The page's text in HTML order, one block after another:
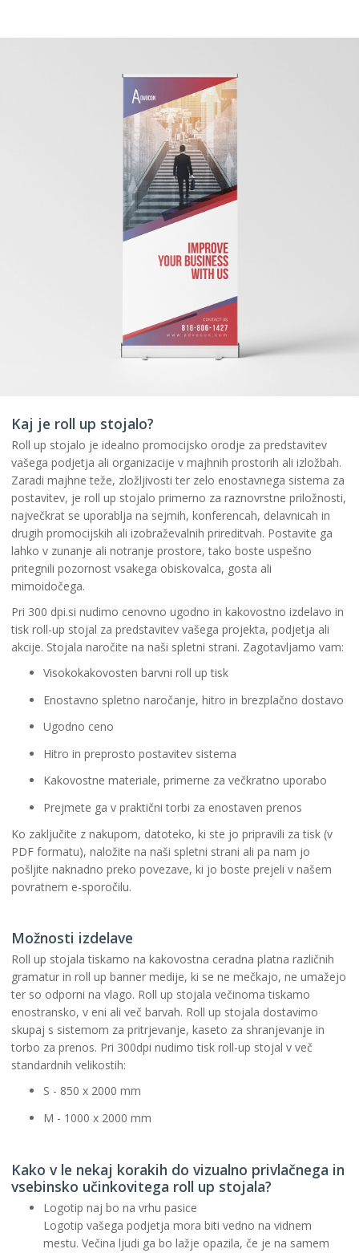
Kaj je roll up stojalo?
Roll up stojalo je idealno promocijsko orodje za predstavitev
vašega podjetja ali organizacije v majhnih prostorih ali izložbah.
Zaradi majhne teže, zložljivosti ter zelo enostavnega sistema za
postavitev, je roll up stojalo primerno za raznovrstne priložnosti,
največkrat se uporablja na sejmih, konferencah, delavnicah in
drugih promocijskih ali izobraževalnih prireditvah. Postavite ga
lahko v zunanje ali notranje prostore, tako boste uspešno
pritegnili pozornost vsakega obiskovalca, gosta ali
mimoidočega.
Pri 300 dpi.si nudimo cenovno ugodno in kakovostno izdelavo in
tisk roll-up stojal za predstavitev vašega projekta, podjetja ali
akcije. Stojala naročite na naši spletni strani. Zagotavljamo vam:
Visokokakovosten barvni roll up tisk
Enostavno spletno naročanje, hitro in brezplačno dostavo
Ugodno ceno
Hitro in preprosto postavitev sistema
Kakovostne materiale, primerne za večkratno uporabo
Prejmete ga v praktični torbi za enostaven prenos
Ko zaključite z nakupom, datoteko, ki ste jo pripravili za tisk (v
PDF formatu), naložite na naši spletni strani ali pa nam jo
pošljite naknadno preko povezave, ki jo boste prejeli v našem
povratnem e-sporočilu.
Možnosti izdelave
Roll up stojala tiskamo na kakovostna ceradna platna različnih
gramatur in roll up banner medije, ki se ne mečkajo, ne umažejo
ter so odporni na vlago. Roll up stojala večinoma tiskamo
enostransko, v eni ali več barvah. Roll up stojala dostavimo
skupaj s sistemom za pritrjevanje, kaseto za shranjevanje in
torbo za prenos. Pri 300dpi nudimo tisk roll-up stojal v več
standardnih velikostih:
S - 850 x 2000 mm
M - 1000 x 2000 mm
Kako v le nekaj korakih do vizualno privlačnega in
vsebinsko učinkovitega roll up stojala?
Logotip naj bo na vrhu pasice
Logotip vašega podjetja mora biti vedno na vidnem
mestu. Večina ljudi ga bo lažje opazila, če je na samem